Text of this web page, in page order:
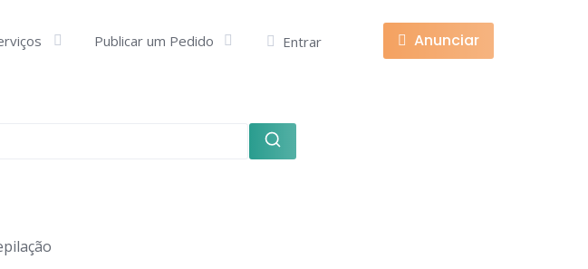
Publicar um Pedido Entrar Anunciar